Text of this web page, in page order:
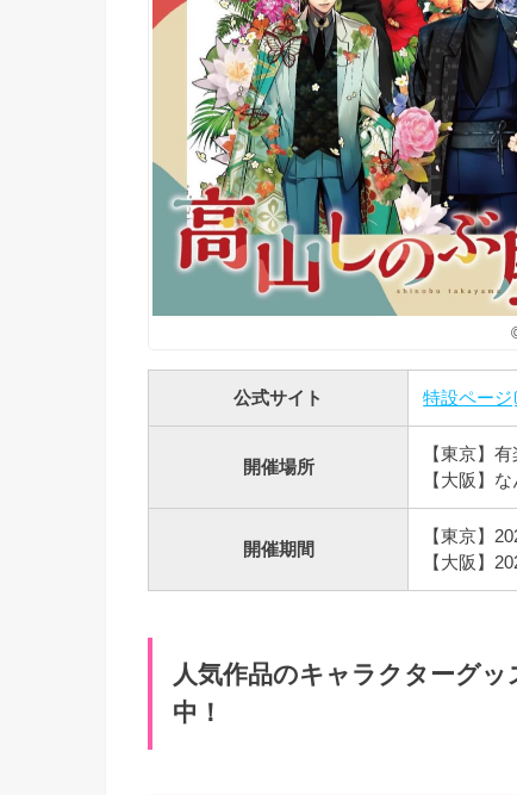
公式サイト 特設ページ
開催場所
【東京】
【大阪】
開催期間
【東京】
【大阪】
人気作品のキャラクターグ
中！